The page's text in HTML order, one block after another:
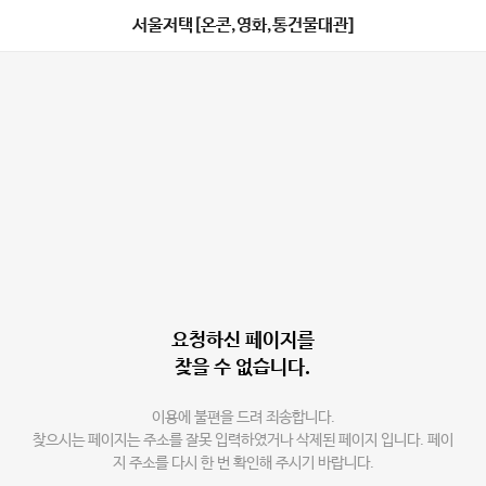
서울저택[온콘,영화,통건물대관]
요청하신 페이지를
찾을 수 없습니다.
이용에 불편을 드려 죄송합니다.
찾으시는 페이지는 주소를 잘못 입력하였거나 삭제된 페이지 입니다. 페이
지 주소를 다시 한 번 확인해 주시기 바랍니다.